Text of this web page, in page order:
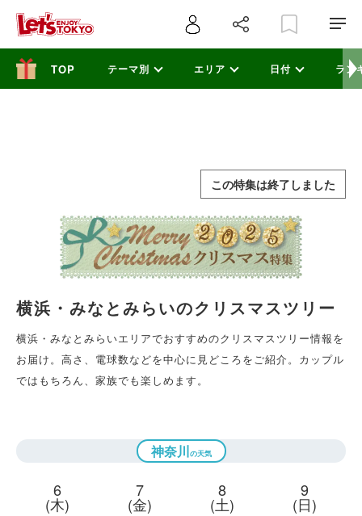
テーマ別 エリア 日付 ラン
この特集は終了しました
横浜・みなとみらいのクリスマスツリー
横浜・みなとみらいエリアでおすすめのクリスマスツリー情報を
お届け。高さ、電球数などを中心に見どころをご紹介。カップル
ではもちろん、家族でも楽しめます。
神奈川
6
(木)
7
(金)
8
(土)
9
(日)